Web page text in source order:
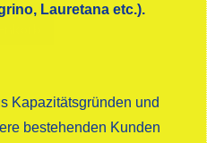
Lauretana etc.).
Kapazitätsgründen und
bestehenden Kunden